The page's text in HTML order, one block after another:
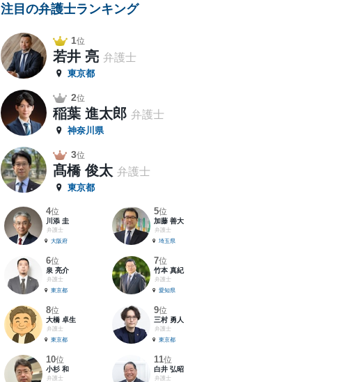
注目の弁護士ランキング
1位
若井 亮 弁護士
東京都
2位
稲葉 進太郎 弁護士
神奈川県
3位
髙橋 俊太 弁護士
東京都
4位
川添 圭
弁護士
大阪府
5位
加藤 善大
弁護士
埼玉県
6位
泉 亮介
弁護士
東京都
7位
竹本 真紀
弁護士
愛知県
8位
大橋 卓生
弁護士
東京都
9位
三村 勇人
弁護士
東京都
10位
小杉 和
弁護士
11位
白井 弘昭
弁護士